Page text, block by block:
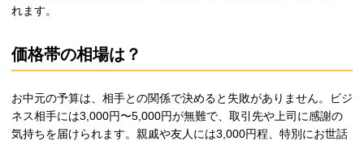
れます。
価格帯の相場は？
お中元の予算は、相手との関係で決めると失敗がありません。ビジ
ネス相手には3,000円〜5,000円が無難で、取引先や上司に感謝の
気持ちを届けられます。親戚や友人には3,000円程、特別にお世話